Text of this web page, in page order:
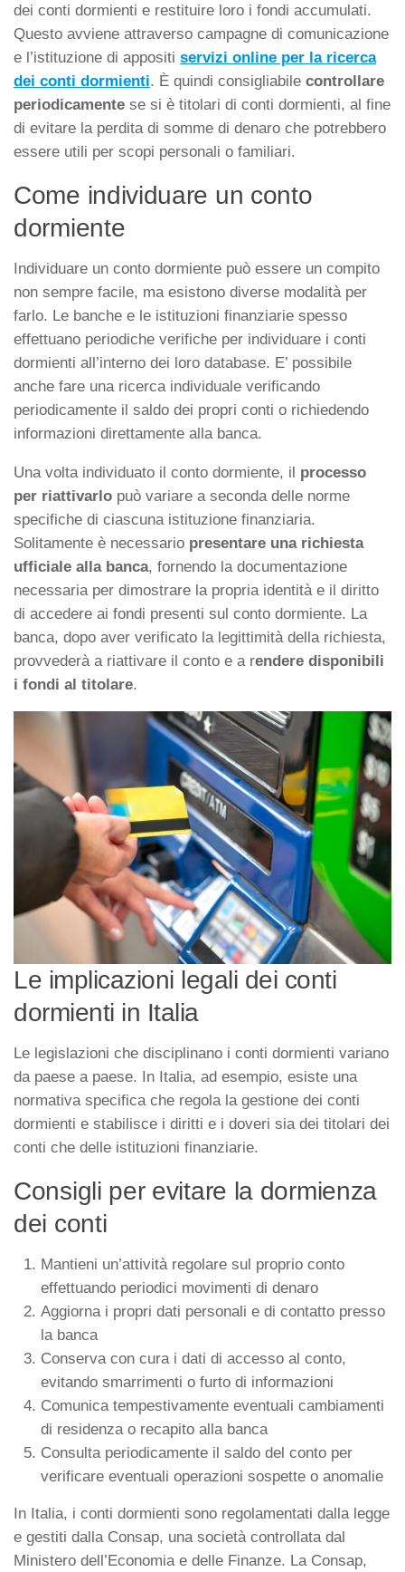
dei conti dormienti e restituire loro i fondi accumulati.
Questo avviene attraverso campagne di comunicazione
e l’istituzione di appositi servizi online per la ricerca
dei conti dormienti. È quindi consigliabile controllare
periodicamente se si è titolari di conti dormienti, al fine
di evitare la perdita di somme di denaro che potrebbero
essere utili per scopi personali o familiari.
Come individuare un conto
dormiente
Individuare un conto dormiente può essere un compito
non sempre facile, ma esistono diverse modalità per
farlo. Le banche e le istituzioni finanziarie spesso
effettuano periodiche verifiche per individuare i conti
dormienti all’interno dei loro database. E’ possibile
anche fare una ricerca individuale verificando
periodicamente il saldo dei propri conti o richiedendo
informazioni direttamente alla banca.
Una volta individuato il conto dormiente, il processo
per riattivarlo può variare a seconda delle norme
specifiche di ciascuna istituzione finanziaria.
Solitamente è necessario presentare una richiesta
ufficiale alla banca, fornendo la documentazione
necessaria per dimostrare la propria identità e il diritto
di accedere ai fondi presenti sul conto dormiente. La
banca, dopo aver verificato la legittimità della richiesta,
provvederà a riattivare il conto e a rendere disponibili
i fondi al titolare.
Le implicazioni legali dei conti
dormienti in Italia
Le legislazioni che disciplinano i conti dormienti variano
da paese a paese. In Italia, ad esempio, esiste una
normativa specifica che regola la gestione dei conti
dormienti e stabilisce i diritti e i doveri sia dei titolari dei
conti che delle istituzioni finanziarie.
Consigli per evitare la dormienza
dei conti
Mantieni un’attività regolare sul proprio conto
effettuando periodici movimenti di denaro
Aggiorna i propri dati personali e di contatto presso
la banca
Conserva con cura i dati di accesso al conto,
evitando smarrimenti o furto di informazioni
Comunica tempestivamente eventuali cambiamenti
di residenza o recapito alla banca
Consulta periodicamente il saldo del conto per
verificare eventuali operazioni sospette o anomalie
In Italia, i conti dormienti sono regolamentati dalla legge
e gestiti dalla Consap, una società controllata dal
Ministero dell’Economia e delle Finanze. La Consap,